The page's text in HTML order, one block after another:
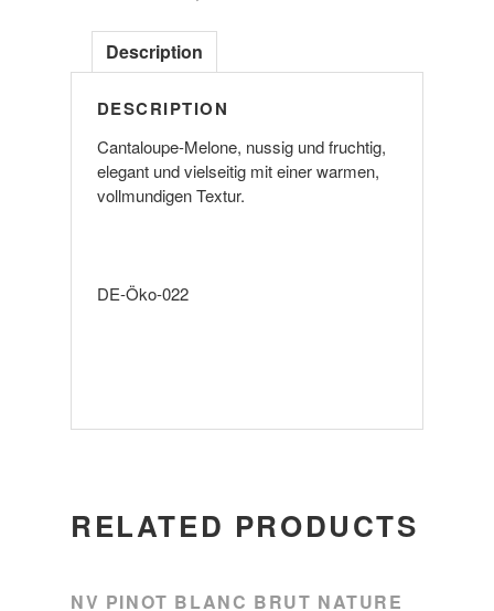
QbA
trocken
BIO
quantity
Description
DESCRIPTION
Cantaloupe-Melone, nussig und fruchtig,
elegant und vielseitig mit einer warmen,
vollmundigen Textur.
DE-Öko-022
RELATED PRODUCTS
NV PINOT BLANC BRUT NATURE